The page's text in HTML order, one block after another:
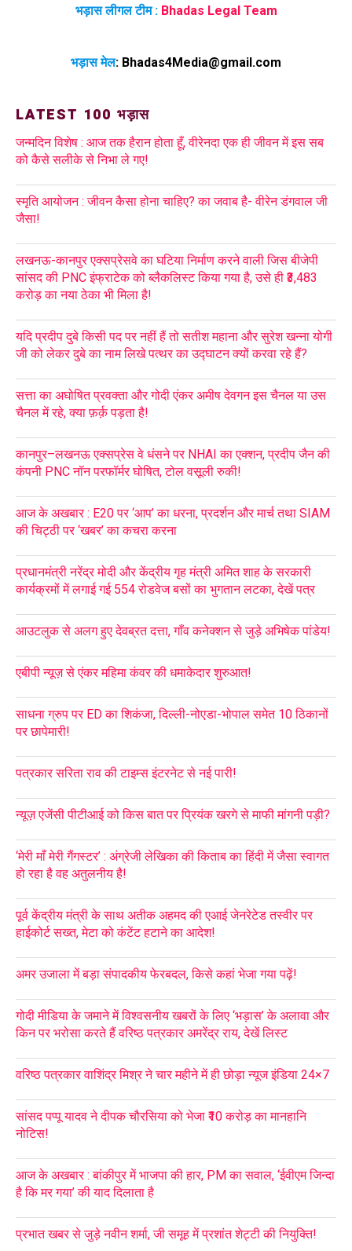
भड़ास लीगल टीम : Bhadas Legal Team
भड़ास मेल: Bhadas4Media@gmail.com
LATEST 100 भड़ास
जन्मदिन विशेष : आज तक हैरान होता हूँ, वीरेनदा एक ही जीवन में इस सब
को कैसे सलीके से निभा ले गए!
स्मृति आयोजन : जीवन कैसा होना चाहिए? का जवाब है- वीरेन डंगवाल जी
जैसा!
लखनऊ-कानपुर एक्सप्रेसवे का घटिया निर्माण करने वाली जिस बीजेपी
सांसद की PNC इंफ्राटेक को ब्लैकलिस्ट किया गया है, उसे ही ₹3,483
करोड़ का नया ठेका भी मिला है!
यदि प्रदीप दुबे किसी पद पर नहीं हैं तो सतीश महाना और सुरेश खन्ना योगी
जी को लेकर दुबे का नाम लिखे पत्थर का उद्घाटन क्यों करवा रहे हैं?
सत्ता का अघोषित प्रवक्ता और गोदी एंकर अमीष देवगन इस चैनल या उस
चैनल में रहे, क्या फ़र्क़ पड़ता है!
कानपुर–लखनऊ एक्सप्रेस वे धंसने पर NHAI का एक्शन, प्रदीप जैन की
कंपनी PNC नॉन परफॉर्मर घोषित, टोल वसूली रुकी!
आज के अखबार : E20 पर ‘आप’ का धरना, प्रदर्शन और मार्च तथा SIAM
की चिट्ठी पर ‘खबर’ का कचरा करना
प्रधानमंत्री नरेंद्र मोदी और केंद्रीय गृह मंत्री अमित शाह के सरकारी
कार्यक्रमों में लगाई गई 554 रोडवेज बसों का भुगतान लटका, देखें पत्र
आउटलुक से अलग हुए देवब्रत दत्ता, गाँव कनेक्शन से जुड़े अभिषेक पांडेय!
एबीपी न्यूज़ से एंकर महिमा कंवर की धमाकेदार शुरुआत!
साधना ग्रुप पर ED का शिकंजा, दिल्ली-नोएडा-भोपाल समेत 10 ठिकानों
पर छापेमारी!
पत्रकार सरिता राव की टाइम्स इंटरनेट से नई पारी!
न्यूज़ एजेंसी पीटीआई को किस बात पर प्रियंक खरगे से माफी मांगनी पड़ी?
‘मेरी माँ मेरी गैंगस्टर’ : अंग्रेजी लेखिका की किताब का हिंदी में जैसा स्वागत
हो रहा है वह अतुलनीय है!
पूर्व केंद्रीय मंत्री के साथ अतीक अहमद की एआई जेनरेटेड तस्वीर पर
हाईकोर्ट सख्त, मेटा को कंटेंट हटाने का आदेश!
अमर उजाला में बड़ा संपादकीय फेरबदल, किसे कहां भेजा गया पढ़ें!
गोदी मीडिया के जमाने में विश्वसनीय खबरों के लिए ‘भड़ास’ के अलावा और
किन पर भरोसा करते हैं वरिष्ठ पत्रकार अमरेंद्र राय, देखें लिस्ट
वरिष्ठ पत्रकार वाशिंद्र मिश्र ने चार महीने में ही छोड़ा न्यूज इंडिया 24×7
सांसद पप्पू यादव ने दीपक चौरसिया को भेजा ₹10 करोड़ का मानहानि
नोटिस!
आज के अखबार : बांकीपुर में भाजपा की हार, PM का सवाल, ‘ईवीएम जिन्दा
है कि मर गया’ की याद दिलाता है
प्रभात खबर से जुड़े नवीन शर्मा, जी समूह में प्रशांत शेट्टी की नियुक्ति!